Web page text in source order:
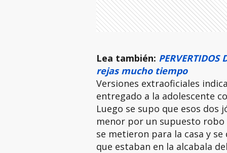
Lea también:
rejas mucho tiempo
Versiones extraoficiales
entregado a la adolescente
Luego se supo que esos dos
menor por un supuesto robo
se metieron para la casa y
que estaban en la alcabala